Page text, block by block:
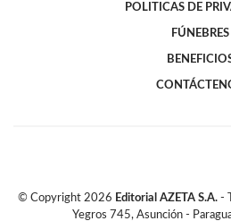
POLITICAS DE
FÚNEBRES
© Copyright 2026 Editorial AZETA S.A. -
Yegros 745, Asunción -